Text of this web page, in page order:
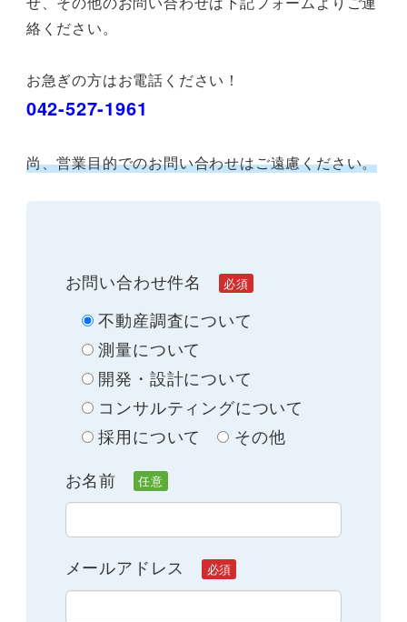
絡ください。
お急ぎの方はお電話ください！
042-527-1961
尚、営業目的でのお問い合わせはご遠慮ください。
お問い合わせ件名
不動産調査について
測量について
開発・設計について
コンサルティングについて
採用について
その他
お名前
メールアドレス